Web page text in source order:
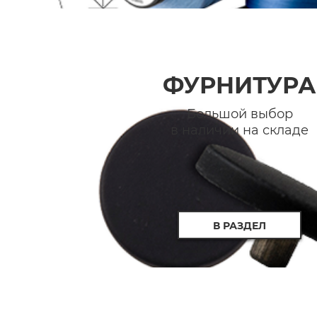
ФУРНИТУРА
Большой выбор
в наличии на складе
В РАЗДЕЛ